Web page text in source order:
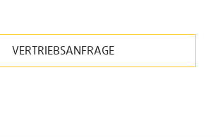
VERTRIEBSANFRAGE